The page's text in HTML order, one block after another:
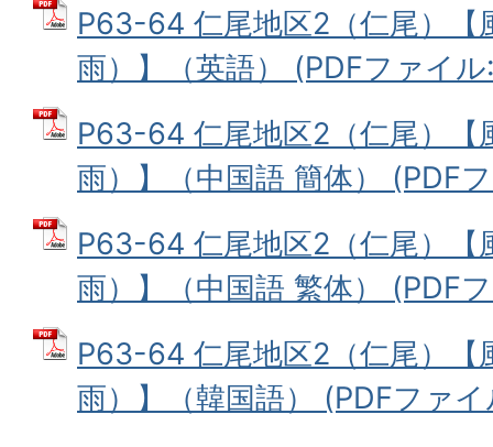
P63-64 仁尾地区2（仁尾）【
雨）】（英語） (PDFファイ
P63-64 仁尾地区2（仁尾）【
雨）】（中国語 簡体） (PDF
P63-64 仁尾地区2（仁尾）【
雨）】（中国語 繁体） (PDF
P63-64 仁尾地区2（仁尾）【
雨）】（韓国語） (PDFファ